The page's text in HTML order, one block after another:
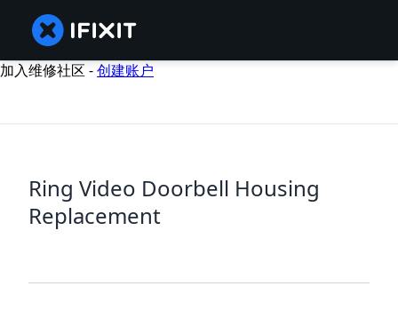
加入维修社区 -创建账户
Ring Video Doorbell Housing
Replacement